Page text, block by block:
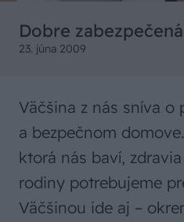
Dobre
23. júna 2009
Väčšina z nás sníva
a bezpečnom
ktorá nás baví,
rodiny potrebujeme
Väčšinou ide aj –